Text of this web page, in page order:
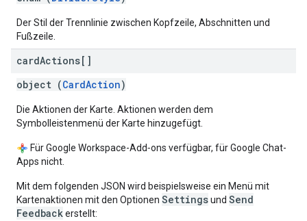
Der Stil der Trennlinie zwischen Kopfzeile, Abschnitten und
Fußzeile.
cardActions[]
object (CardAction)
Die Aktionen der Karte. Aktionen werden dem
Symbolleistenmenü der Karte hinzugefügt.
Für Google Workspace-Add‑ons verfügbar, für Google Chat-
Apps nicht.
Mit dem folgenden JSON wird beispielsweise ein Menü mit
Kartenaktionen mit den Optionen Settingsund Send
Feedbackerstellt: